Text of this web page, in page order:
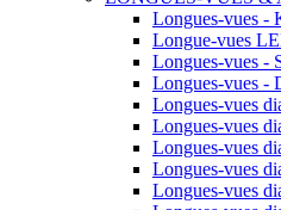
Longues-vues -
Longue-vues
Longues-vues -
Longues-vues -
Longues-vues
Longues-vues
Longues-vues
Longues-vues
Longues-vues